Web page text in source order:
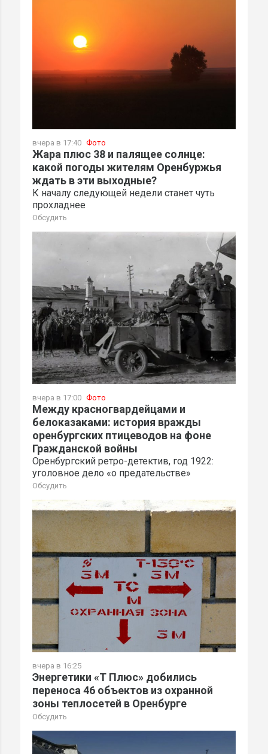
вчера в 17:40 Фото
Жара плюс 38 и палящее солнце:
какой погоды жителям Оренбуржья
ждать в эти выходные?
К началу следующей недели станет чуть
прохладнее
Обсудить
вчера в 17:00 Фото
Между красногвардейцами и
белоказаками: история вражды
оренбургских птицеводов на фоне
Гражданской войны
Оренбургский ретро-детектив, год 1922:
уголовное дело «о предательстве»
Обсудить
вчера в 16:25
Энергетики «Т Плюс» добились
переноса 46 объектов из охранной
зоны теплосетей в Оренбурге
Обсудить